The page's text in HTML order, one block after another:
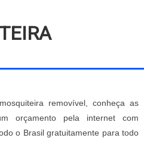
removível, conheça as
orçamento pela internet com
o Brasil gratuitamente para todo